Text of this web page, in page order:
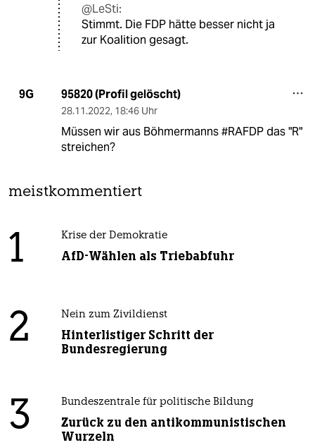
@LeSti:
Stimmt. Die FDP hätte besser nicht ja
zur Koalition gesagt.
9G 95820 (Profil gelöscht)
28.11.2022, 18:46 Uhr
Müssen wir aus Böhmermanns #RAFDP das "R"
streichen?
meistkommentiert
1 Krise der Demokratie
AfD-Wählen als Triebabfuhr
2 Nein zum Zivildienst
Hinterlistiger Schritt der
Bundesregierung
3 Bundeszentrale für politische Bildung
Zurück zu den antikommunistischen
Wurzeln